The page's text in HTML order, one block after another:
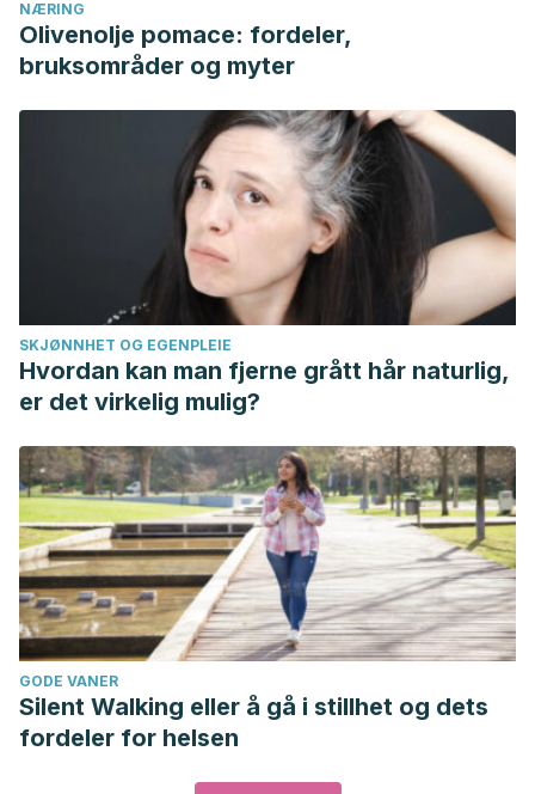
NÆRING
Olivenolje pomace: fordeler,
bruksområder og myter
SKJØNNHET OG EGENPLEIE
Hvordan kan man fjerne grått hår naturlig,
er det virkelig mulig?
GODE VANER
Silent Walking eller å gå i stillhet og dets
fordeler for helsen